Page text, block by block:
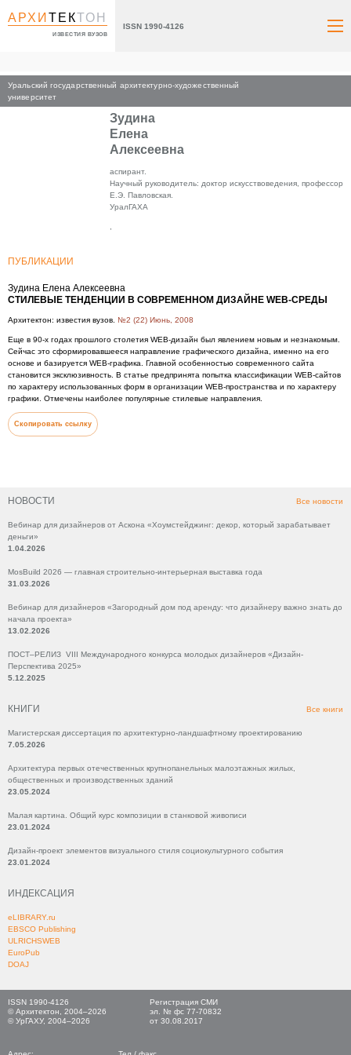
АРХИТЕКТОН
ИЗВЕСТИЯ ВУЗОВ
ISSN 1990-4126
Уральский государственный архитектурно-художественный
университет
НОВОСТИ Все новости
Вебинар для дизайнеров от Аскона «Хоумстейджинг: декор, который зарабатывает
деньги»
1.04.2026
MosBuild 2026 — главная строительно-интерьерная выставка года
31.03.2026
Вебинар для дизайнеров «Загородный дом под аренду: что дизайнеру важно знать до
начала проекта»
13.02.2026
ПОСТ–РЕЛИЗ VIII Международного конкурса молодых дизайнеров «Дизайн-
Перспектива 2025»
5.12.2025
КНИГИ Все книги
Магистерская диссертация по архитектурно-ландшафтному проектированию
7.05.2026
Архитектура первых отечественных крупнопанельных малоэтажных жилых,
общественных и производственных зданий
23.05.2024
Малая картина. Общий курс композиции в станковой живописи
23.01.2024
Дизайн-проект элементов визуального стиля социокультурного события
23.01.2024
ИНДЕКСАЦИЯ
eLIBRARY.ru
EBSCO Publishing
ULRICHSWEB
EuroPub
DOAJ
Главная
Зудина
Елена
Алексеевна
аспирант.
Научный руководитель: доктор искусствоведения, профессор
Е.Э. Павловская.
УралГАХА
ПУБЛИКАЦИИ
Зудина Елена Алексеевна
СТИЛЕВЫЕ ТЕНДЕНЦИИ В СОВРЕМЕННОМ ДИЗАЙНЕ WEB-СРЕДЫ
Архитектон: известия вузов. №2 (22) Июнь, 2008
Еще в 90-х годах прошлого столетия WEB-дизайн был явлением новым и незнакомым.
Сейчас это сформировавшееся направление графического дизайна, именно на его
основе и базируется WEB-графика. Главной особенностью современного сайта
становится эксклюзивность. В статье предпринята попытка классификации WEB-сайтов
по характеру использованных форм в организации WEB-пространства и по характеру
графики. Отмечены наиболее популярные стилевые направления.
Скопировать ссылку
ISSN 1990-4126
© Архитектон, 2004–2026
© УрГАХУ, 2004–2026
Регистрация СМИ
эл. № фс 77-70832
от 30.08.2017